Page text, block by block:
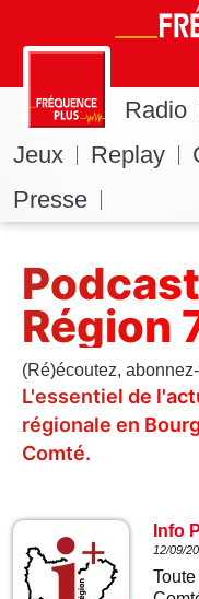
Radio
Jeux
Replay
Presse
Région
(Ré)écoutez,
L'essentiel de
régionale en
Comté.
Info
12/09/